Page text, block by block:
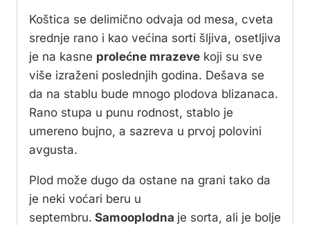
Koštica se delimično odvaja od mesa, cveta
srednje rano i kao većina sorti šljiva, osetljiva
je na kasne prolećne mrazeve koji su sve
više izraženi poslednjih godina. Dešava se
da na stablu bude mnogo plodova blizanaca.
Rano stupa u punu rodnost, stablo je
umereno bujno, a sazreva u prvoj polovini
avgusta.
Plod može dugo da ostane na grani tako da
je neki voćari beru u
septembru. Samooplodna je sorta, ali je bolje